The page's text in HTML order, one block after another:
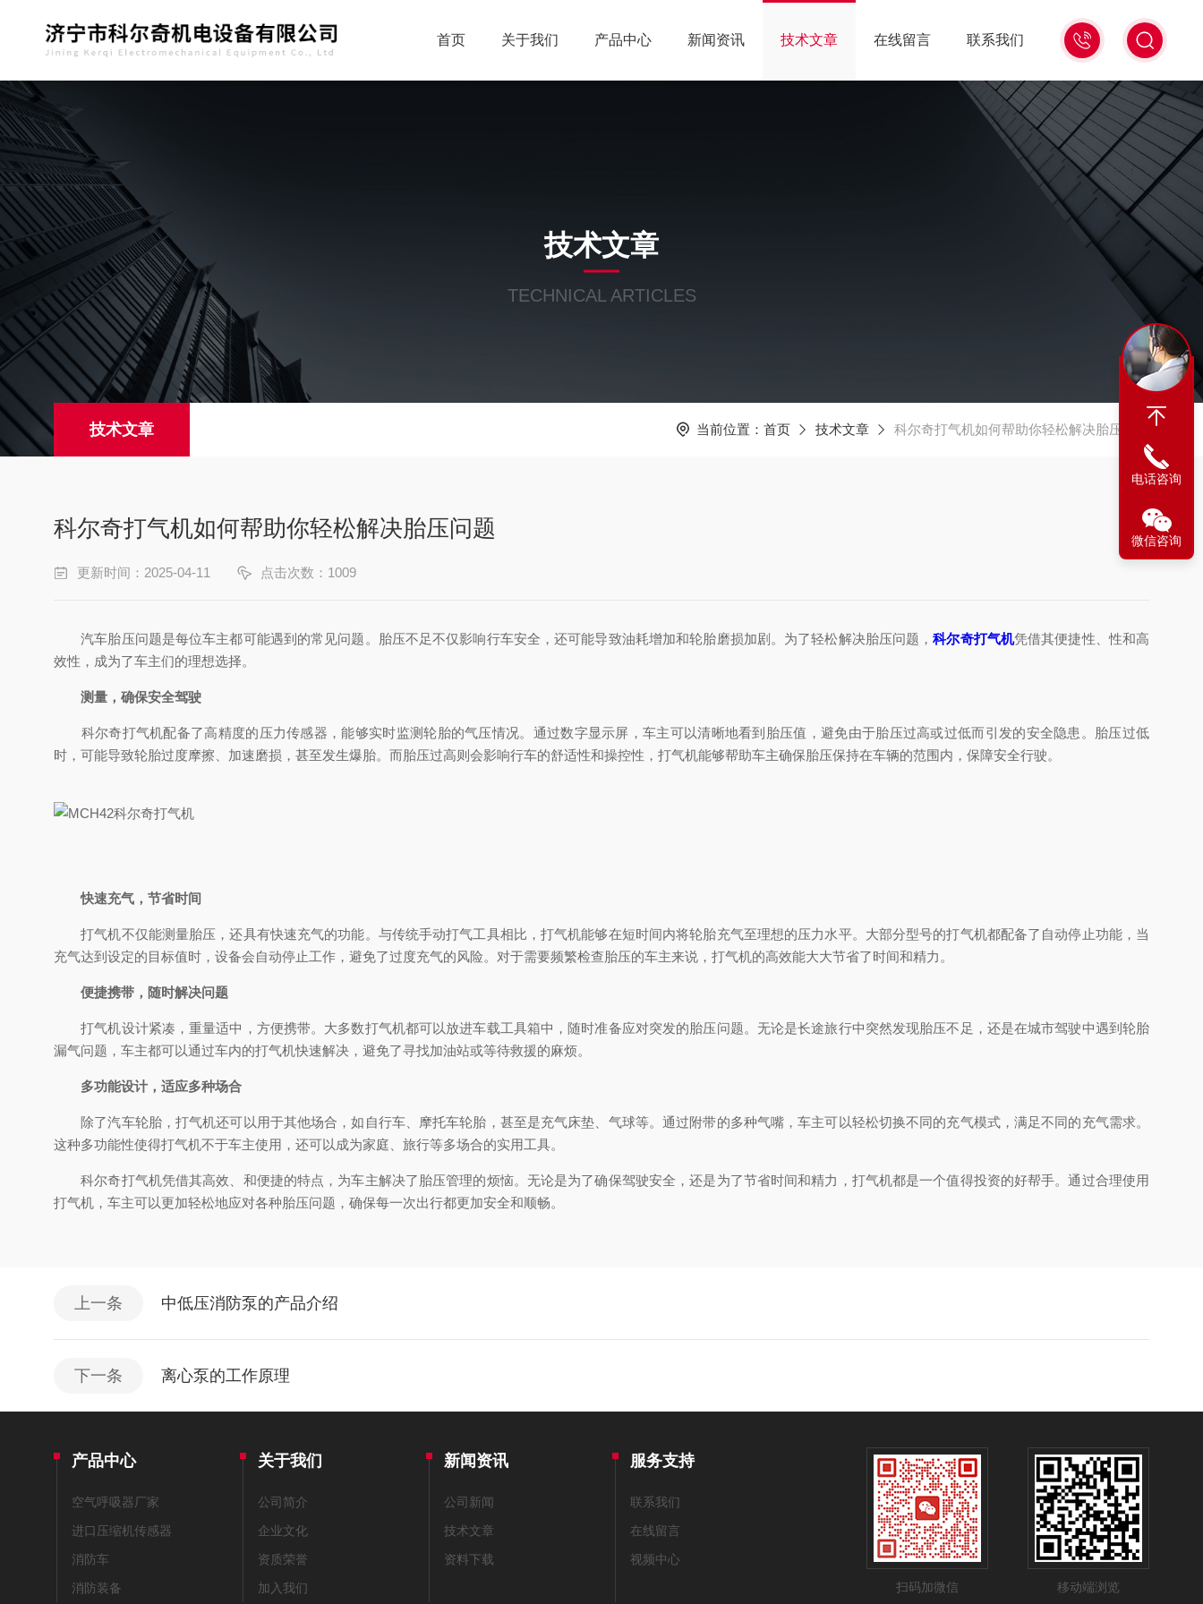
15006471345
首页 关于我们 产品中心 新闻资讯 技术文章 在线留言 联系我们
技术文章
TECHNICAL ARTICLES
技术文章 当前位置： 首页 技术文章 科尔奇打气机如何帮助你轻松解决胎压问题
科尔奇打气机如何帮助你轻松解决胎压问题
更新时间：2025-04-11 点击次数：1009
汽车胎压问题是每位车主都可能遇到的常见问题。胎压不足不仅影响行车安全，还可能导致油耗增加和轮胎磨损加剧。为了轻松解决胎压问题，科尔奇打气机凭借其便捷性、性和高
效性，成为了车主们的理想选择。
测量，确保安全驾驶
科尔奇打气机配备了高精度的压力传感器，能够实时监测轮胎的气压情况。通过数字显示屏，车主可以清晰地看到胎压值，避免由于胎压过高或过低而引发的安全隐患。胎压过低
时，可能导致轮胎过度摩擦、加速磨损，甚至发生爆胎。而胎压过高则会影响行车的舒适性和操控性，打气机能够帮助车主确保胎压保持在车辆的范围内，保障安全行驶。
快速充气，节省时间
打气机不仅能测量胎压，还具有快速充气的功能。与传统手动打气工具相比，打气机能够在短时间内将轮胎充气至理想的压力水平。大部分型号的打气机都配备了自动停止功能，当
充气达到设定的目标值时，设备会自动停止工作，避免了过度充气的风险。对于需要频繁检查胎压的车主来说，打气机的高效能大大节省了时间和精力。
便捷携带，随时解决问题
打气机设计紧凑，重量适中，方便携带。大多数打气机都可以放进车载工具箱中，随时准备应对突发的胎压问题。无论是长途旅行中突然发现胎压不足，还是在城市驾驶中遇到轮胎
漏气问题，车主都可以通过车内的打气机快速解决，避免了寻找加油站或等待救援的麻烦。
多功能设计，适应多种场合
除了汽车轮胎，打气机还可以用于其他场合，如自行车、摩托车轮胎，甚至是充气床垫、气球等。通过附带的多种气嘴，车主可以轻松切换不同的充气模式，满足不同的充气需求。
这种多功能性使得打气机不于车主使用，还可以成为家庭、旅行等多场合的实用工具。
科尔奇打气机凭借其高效、和便捷的特点，为车主解决了胎压管理的烦恼。无论是为了确保驾驶安全，还是为了节省时间和精力，打气机都是一个值得投资的好帮手。通过合理使用
打气机，车主可以更加轻松地应对各种胎压问题，确保每一次出行都更加安全和顺畅。
上一条 中低压消防泵的产品介绍
下一条 离心泵的工作原理
产品中心
空气呼吸器厂家
进口压缩机传感器
消防车
消防装备
关于我们
公司简介
企业文化
资质荣誉
加入我们
新闻资讯
公司新闻
技术文章
资料下载
服务支持
联系我们
在线留言
视频中心
扫码加微信
移动端浏览
电话咨询
微信咨询